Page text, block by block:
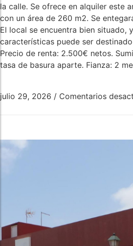
la calle. Se ofrece en alquiler este
con un área de 260 m2. Se
El local se encuentra bien situado,
características puede ser
Precio de renta: 2.500€ netos.
tasa de basura aparte. Fianza: 2
julio 29, 2026 / Comentarios